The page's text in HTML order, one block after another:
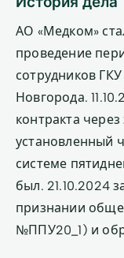
АО «Медком»
проведение
сотрудников
Новгорода.
контракта
установленный
системе
был. 21.10.2024
признании
№ППУ20_1) и